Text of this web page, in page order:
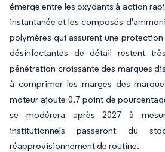
émerge entre les oxydants à action
instantanée et les composés
polymères qui assurent une
désinfectantes de détail restent
pénétration croissante des marques
à comprimer les marges des
moteur ajoute 0,7 point de
se modérera après 2027 à
institutionnels passeront du
réapprovisionnement de routine.